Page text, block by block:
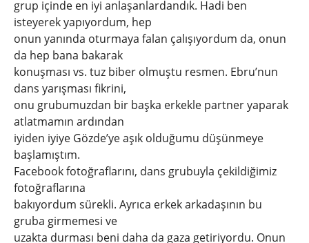
grup içinde en iyi anlaşanlardandık. Hadi ben
isteyerek yapıyordum, hep
onun yanında oturmaya falan çalışıyordum da, onun
da hep bana bakarak
konuşması vs. tuz biber olmuştu resmen. Ebru’nun
dans yarışması fikrini,
onu grubumuzdan bir başka erkekle partner yaparak
atlatmamın ardından
iyiden iyiye Gözde’ye aşık olduğumu düşünmeye
başlamıştım.
Facebook fotoğraflarını, dans grubuyla çekildiğimiz
fotoğraflarına
bakıyordum sürekli. Ayrıca erkek arkadaşının bu
gruba girmemesi ve
uzakta durması beni daha da gaza getiriyordu. Onun